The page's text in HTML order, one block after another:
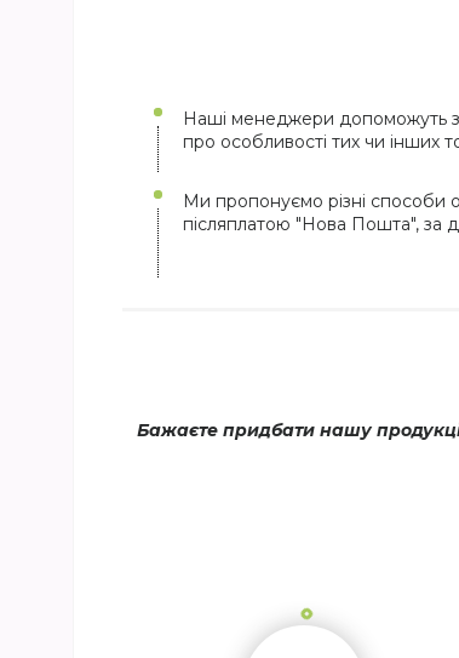
Наші менеджери допоможуть
про особливості тих чи інших
Ми пропонуємо різні способи
післяплатою "Нова Пошта", за
Бажаєте придбати нашу